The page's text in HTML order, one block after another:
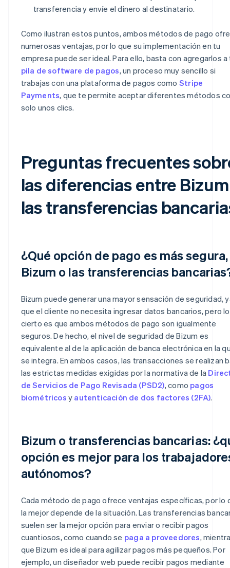
transferencia y envíe el dinero al destinatario.
Como ilustran estos puntos, ambos métodos de pago
numerosas ventajas, por lo que su implementación en tu
empresa puede ser ideal. Para ello, basta con agregarlos a
pila de software de pagos, un proceso muy sencillo si
trabajas con una plataforma de pagos como Stripe
Payments, que te permite aceptar diferentes métodos
solo unos clics.
Preguntas frecuentes
las diferencias entre
las transferencias
¿Qué opción de pago es más segura,
Bizum o las transferencias
Bizum puede generar una mayor sensación de seguridad,
que el cliente no necesita ingresar datos bancarios, pero lo
cierto es que ambos métodos de pago son igualmente
seguros. De hecho, el nivel de seguridad de Bizum es
equivalente al de la aplicación de banca electrónica en la
se integra. En ambos casos, las transacciones se realizan
las estrictas medidas exigidas por la normativa de la
de Servicios de Pago Revisada (PSD2), como pagos
biométricos y autenticación de dos factores (2FA).
Bizum o transferencias bancarias:
opción es mejor para los
autónomos?
Cada método de pago ofrece ventajas específicas, por lo
la mejor depende de la situación. Las transferencias
suelen ser la mejor opción para enviar o recibir pagos
cuantiosos, como cuando se paga a proveedores,
que Bizum es ideal para agilizar pagos más pequeños. Por
ejemplo, un diseñador web puede recibir pagos mediante